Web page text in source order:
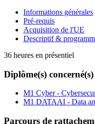
Informations générales
Pré-requis
Acquisition de l'UE
Descriptif &
36 heures en présentiel
Diplôme(s) concerné(s)
M1 Cyber -
M1 DATAAI - Data
Parcours de